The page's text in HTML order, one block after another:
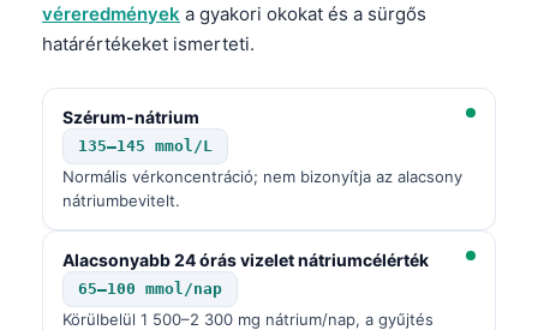
véreredmények a gyakori okokat és a sürgős
határértékeket ismerteti.
Szérum-nátrium
135–145 mmol/L
Normális vérkoncentráció; nem bizonyítja az alacsony
nátriumbevitelt.
Alacsonyabb 24 órás vizelet nátriumcélérték
65–100 mmol/nap
Körülbelül 1 500–2 300 mg nátrium/nap, a gyűjtés